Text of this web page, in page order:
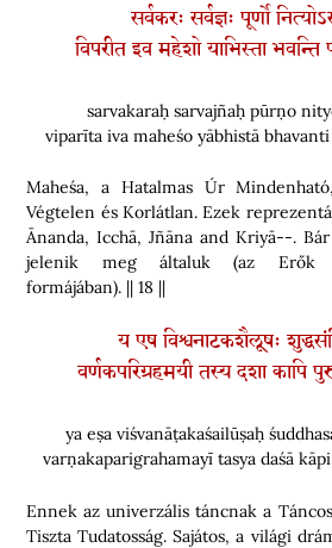
सर्वकरः सर्वज्ञः पूर्णो
विपरीत इव महेशो याभिस्ता
sarvakaraḥ sarvajñaḥ pūrṇo
viparīta iva maheśo yābhistā bhavanti
Maheśa, a Hatalmas Úr
Végtelen és Korlátlan. Ezek
Ānanda, Icchā, Jñāna and Kriyā--.
jelenik meg általuk (az Erők
formájában). || 18 ||
य एष विश्वनाटकशैलूषः
वर्णकपरिग्रहमयी तस्य दशा कापि
ya eṣa viśvanāṭakaśailūṣaḥ
varṇakaparigrahamayī tasya daśā
Ennek az univerzális táncnak a
Tiszta Tudatosság. Sajátos, a világi